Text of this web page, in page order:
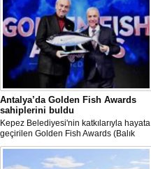
Antalya’da Golden Fish Awards
sahiplerini buldu
Kepez Belediyesi'nin katkılarıyla hayata
geçirilen Golden Fish Awards (Balık
Dedektifi Ödül Töreni), balıkçıların
emeklerini taçlandırdı.